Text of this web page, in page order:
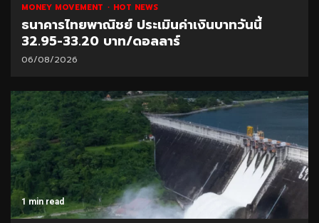
MONEY MOVEMENT HOT NEWS
ธนาคารไทยพาณิชย์ ประเมินค่าเงินบาทวันนี้
32.95-33.20 บาท/ดอลลาร์
06/08/2026
1 min read